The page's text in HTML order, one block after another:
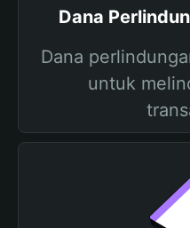
Dana
Dana
untuk